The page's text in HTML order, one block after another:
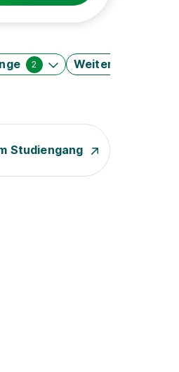
2 Weitere Filter
Studiengang